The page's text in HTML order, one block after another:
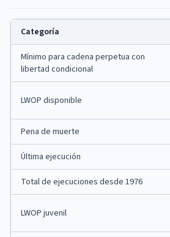
Categoría
Mínimo para cadena perpetua con
libertad condicional
LWOP disponible
Pena de muerte
Última ejecución
Total de ejecuciones desde 1976
LWOP juvenil